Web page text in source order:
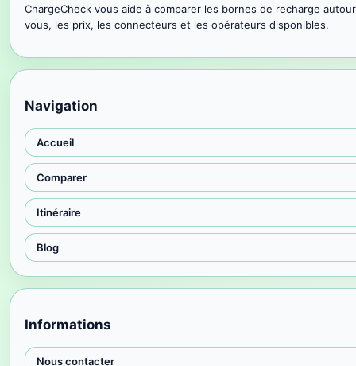
ChargeCheck vous aide à comparer les bornes de recharge
vous, les prix, les connecteurs et les opérateurs disponibles.
Navigation
Accueil
Comparer
Itinéraire
Blog
Informations
Nous contacter